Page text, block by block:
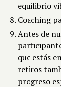
equilibrio
Coaching
Antes de
que estás
retiros
progreso